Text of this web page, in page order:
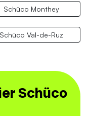
Schüco Monthey
Schüco Val-de-Ruz
Schüco